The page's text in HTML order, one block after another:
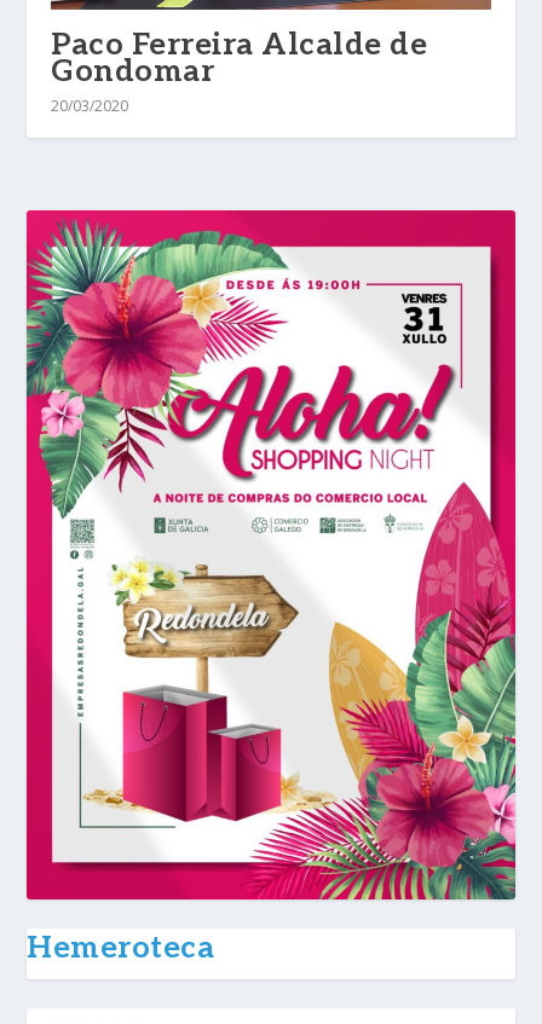
Paco Ferreira Alcalde de
Gondomar
20/03/2020
Hemeroteca